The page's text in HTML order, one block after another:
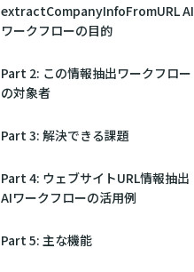
extractCompanyInfoFromURL AI
ワークフローの目的
Part 2: この情報抽出ワークフロー
の対象者
Part 3: 解決できる課題
Part 4: ウェブサイトURL情報抽出
AIワークフローの活用例
Part 5: 主な機能